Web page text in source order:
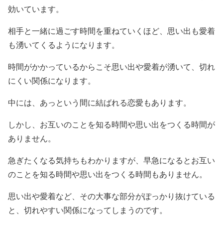
効いています。
相手と一緒に過ごす時間を重ねていくほど、思い出も愛着
も湧いてくるようになります。
時間がかかっているからこそ思い出や愛着が湧いて、切れ
にくい関係になります。
中には、あっという間に結ばれる恋愛もあります。
しかし、お互いのことを知る時間や思い出をつくる時間が
ありません。
急ぎたくなる気持ちもわかりますが、早急になるとお互い
のことを知る時間や思い出をつくる時間もありません。
思い出や愛着など、その大事な部分がぽっかり抜けている
と、切れやすい関係になってしまうのです。